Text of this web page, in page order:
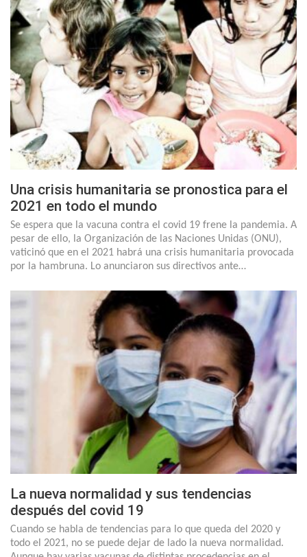
Una crisis humanitaria se pronostica para el
2021 en todo el mundo
Se espera que la vacuna contra el covid 19 frene la pandemia. A
pesar de ello, la Organización de las Naciones Unidas (ONU),
vaticinó que en el 2021 habrá una crisis humanitaria provocada
por la hambruna. Lo anunciaron sus directivos ante…
La nueva normalidad y sus tendencias
después del covid 19
Cuando se habla de tendencias para lo que queda del 2020 y
todo el 2021, no se puede dejar de lado la nueva normalidad.